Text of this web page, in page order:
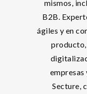
mismos,
B2B.
ágiles y en
empresas
Secture,